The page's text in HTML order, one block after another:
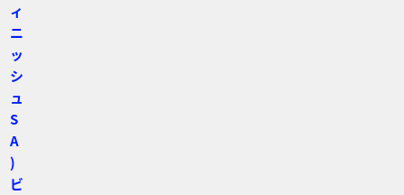
ィ
ニ
ッ
シ
ュ
S
A
)
ビ